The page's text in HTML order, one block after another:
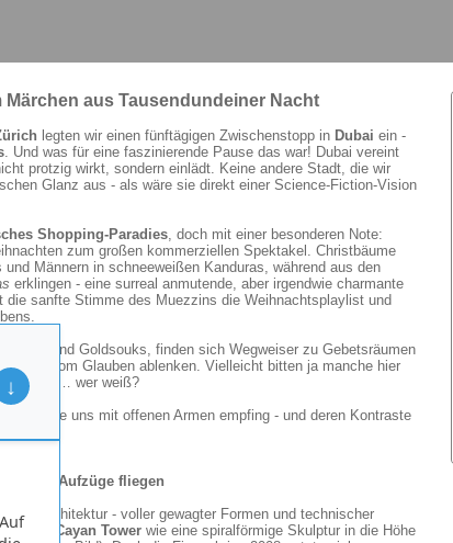
↓
aus Tausendundeiner Nacht
legten wir einen fünftägigen Zwischenstopp in Dubai ein -
. Und was für eine faszinierende Pause das war! Dubai vereint
protzig wirkt, sondern einlädt. Keine andere Stadt, die wir
Glanz aus - als wäre sie direkt einer Science-Fiction-Vision
Shopping-Paradies, doch mit einer besonderen Note:
zum großen kommerziellen Spektakel. Christbäume
Männern in schneeweißen Kanduras, während aus den
erklingen - eine surreal anmutende, aber irgendwie charmante
die sanfte Stimme des Muezzins die Weihnachtsplaylist und
und Goldsouks, finden sich Wegweiser zu Gebetsräumen
nicht vom Glauben ablenken. Vielleicht bitten ja manche hier
… wer weiß?
eine, die uns mit offenen Armen empfing - und deren Kontraste
und die Aufzüge fliegen
der Architektur - voller gewagter Formen und technischer
Cayan Tower wie eine spiralförmige Skulptur in die Höhe